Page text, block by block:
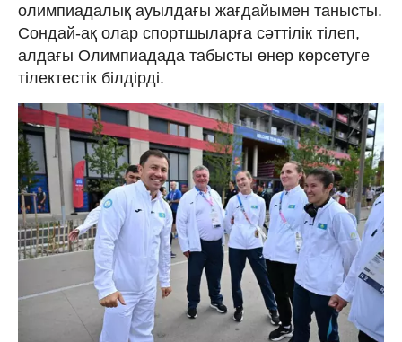
олимпиадалық ауылдағы жағдайымен танысты.
Сондай-ақ олар спортшыларға сәттілік тілеп,
алдағы Олимпиадада табысты өнер көрсетуге
тілектестік білдірді.